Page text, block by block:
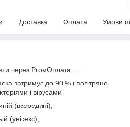
Доставка Оплата Умови
через РгомОплата ....
затримує до 90 % і повітряно-
і вірусами
(всередині);
(унісекс);